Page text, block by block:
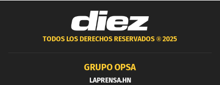
TODOS LOS DERECHOS RESERVADOS ®2025
GRUPO OPSA
LAPRENSA.HN